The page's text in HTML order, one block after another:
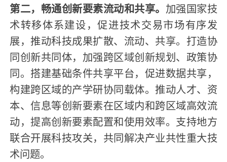
第二，畅通创新要素流动和共享。 加强国家技
术转移体系建设，促进技术交易市场有序发
展，推动科技成果扩散、流动、共享。打造协
同创新共同体，加强跨区域创新规划、政策协
同。搭建基础条件共享平台，促进数据共享，
构建跨区域的产学研协同载体。推动人才、资
本、信息等创新要素在区域内和跨区域高效流
动，提高创新要素配置和使用效率。支持地方
联合开展科技攻关，共同解决产业共性重大技
术问题。